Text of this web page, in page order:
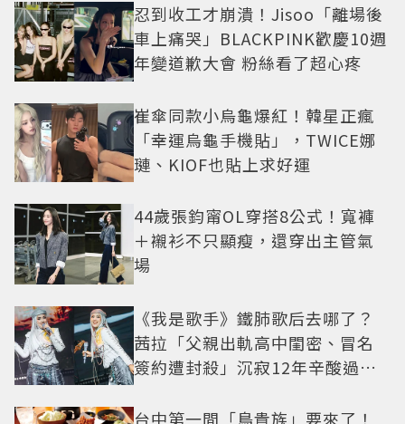
忍到收工才崩潰！Jisoo「離場後
車上痛哭」BLACKPINK歡慶10週
年變道歉大會 粉絲看了超心疼
崔傘同款小烏龜爆紅！韓星正瘋
「幸運烏龜手機貼」，TWICE娜
璉、KIOF也貼上求好運
44歲張鈞甯OL穿搭8公式！寬褲
＋襯衫不只顯瘦，還穿出主管氣
場
《我是歌手》鐵肺歌后去哪了？
茜拉「父親出軌高中閨密、冒名
簽約遭封殺」沉寂12年辛酸過往
台中第一間「鳥貴族」要來了！